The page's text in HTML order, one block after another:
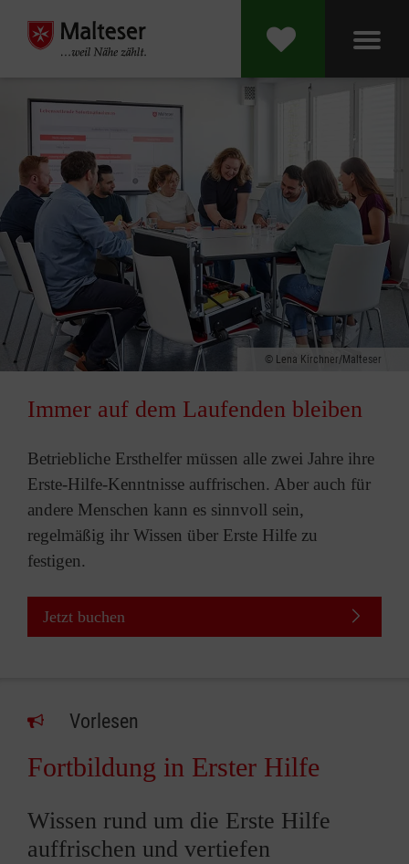
Lena Kirchner/Malteser
Immer auf dem Laufenden bleiben
Betriebliche Ersthelfer müssen alle zwei Jahre ihre
Erste-Hilfe-Kenntnisse auffrischen. Aber auch für
andere Menschen kann es sinnvoll sein,
regelmäßig ihr Wissen über Erste Hilfe zu
festigen.
Jetzt buchen
Vorlesen
Fortbildung in Erster Hilfe
Wissen rund um die Erste Hilfe
auffrischen und vertiefen